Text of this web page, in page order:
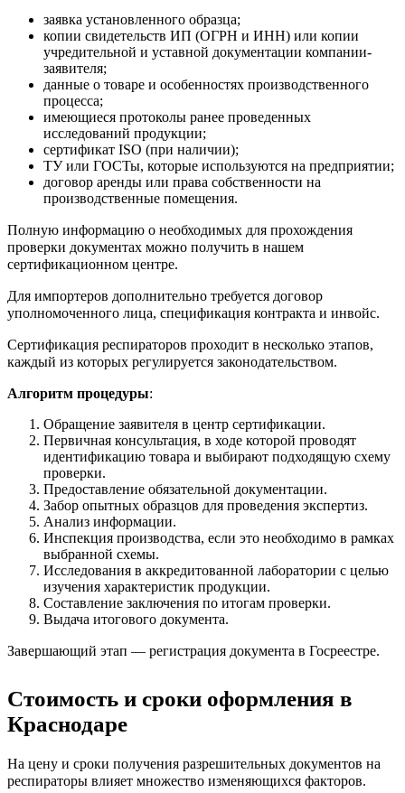
заявка установленного образца;
копии свидетельств ИП (ОГРН и ИНН) или копии
учредительной и уставной документации компании-
заявителя;
данные о товаре и особенностях производственного
процесса;
имеющиеся протоколы ранее проведенных
исследований продукции;
сертификат ISO (при наличии);
ТУ или ГОСТы, которые используются на предприятии;
договор аренды или права собственности на
производственные помещения.
Полную информацию о необходимых для прохождения
проверки документах можно получить в нашем
сертификационном центре.
Для импортеров дополнительно требуется договор
уполномоченного лица, спецификация контракта и инвойс.
Сертификация респираторов проходит в несколько этапов,
каждый из которых регулируется законодательством.
Алгоритм процедуры:
Обращение заявителя в центр сертификации.
Первичная консультация, в ходе которой проводят
идентификацию товара и выбирают подходящую схему
проверки.
Предоставление обязательной документации.
Забор опытных образцов для проведения экспертиз.
Анализ информации.
Инспекция производства, если это необходимо в рамках
выбранной схемы.
Исследования в аккредитованной лаборатории с целью
изучения характеристик продукции.
Составление заключения по итогам проверки.
Выдача итогового документа.
Завершающий этап — регистрация документа в Госреестре.
Стоимость и сроки оформления в
Краснодаре
На цену и сроки получения разрешительных документов на
респираторы влияет множество изменяющихся факторов.